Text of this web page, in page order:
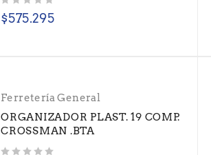
$575.295
Ferretería General
ORGANIZADOR PLAST. 19 COMP.
CROSSMAN .BTA